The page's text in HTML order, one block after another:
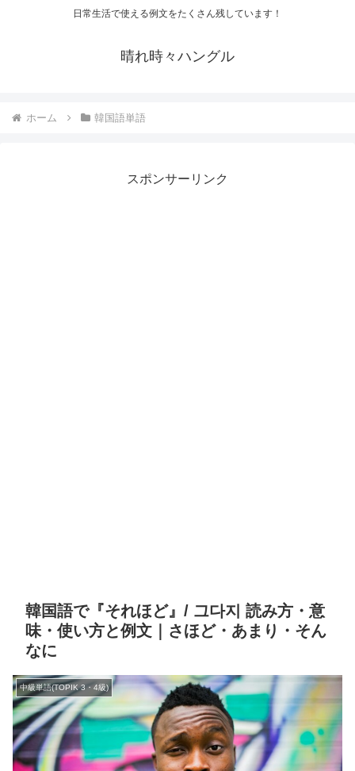
日常生活で使える例文をたくさん残しています！
晴れ時々ハングル
ホーム 韓国語単語
スポンサーリンク
韓国語で『それほど』/ 그다지 読み方・意
味・使い方と例文｜さほど・あまり・そん
なに
中級単語(TOPIK 3・4級)